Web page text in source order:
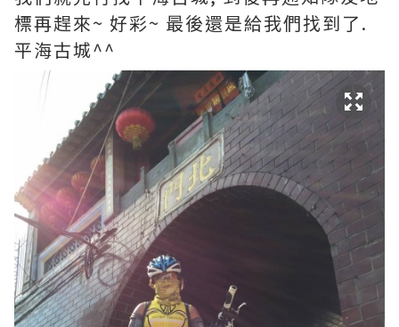
標再趕來~ 好彩~ 最後還是給我們找到了.
平海古城^^